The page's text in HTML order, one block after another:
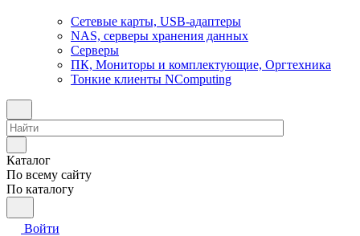
Сетевые карты, USB-адаптеры
NAS, серверы хранения данных
Серверы
ПК, Мониторы и комплектующие, Оргтехника
Тонкие клиенты NComputing
Каталог
По всему сайту
По каталогу
Войти